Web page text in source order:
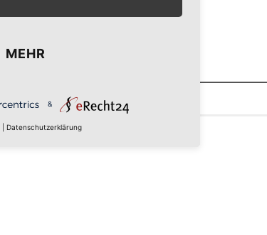
MEHR
&
Datenschutzerklärung